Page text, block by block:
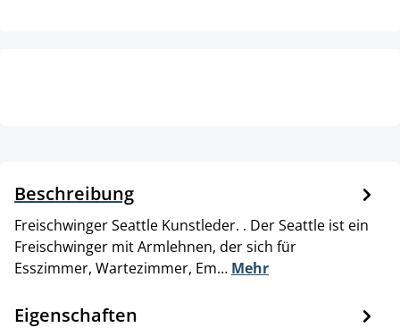
Beschreibung
Freischwinger Seattle Kunstleder. . Der Seattle ist ein
Freischwinger mit Armlehnen, der sich für
Esszimmer, Wartezimmer, Em… Mehr
Eigenschaften